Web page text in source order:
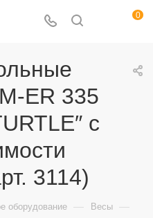
0
ER 335
с
3114)
оборудование — Весы —